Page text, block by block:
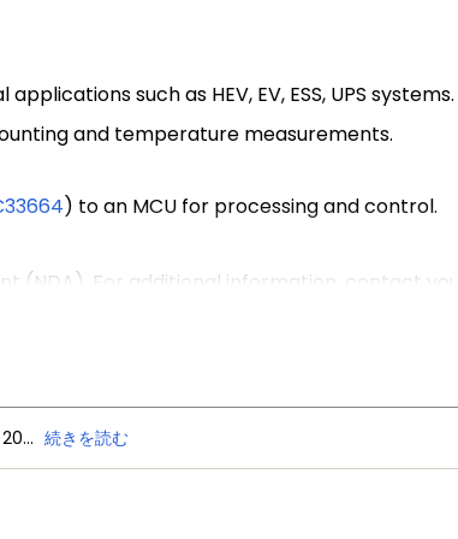
such as HEV, EV, ESS, UPS
and temperature measurements.
) to an MCU for processing and control.
(NDA). For additional information, contact
NXP Semiconductors Announces Conference Call to Review Second Quarter 2026 Financial Results 続きを読む